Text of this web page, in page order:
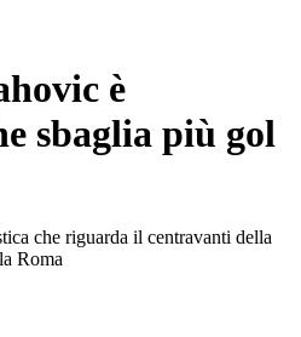
è
sbaglia più gol
che riguarda il centravanti della
Roma